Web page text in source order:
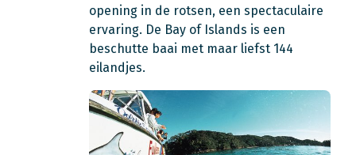
opening in de rotsen, een spectaculaire
ervaring. De Bay of Islands is een
beschutte baai met maar liefst 144
eilandjes.